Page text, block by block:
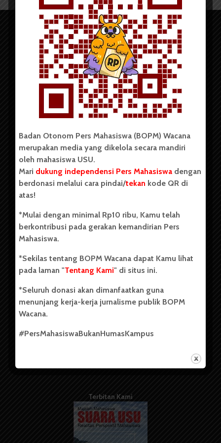
Copyright © 2023. All rights reserved BOPM WACANA.
Badan Otonom Pers Mahasiswa (BOPM) Wacana merupakan
pers mahasiswa yang berdiri di luar kampus dan dikelola
secara mandiri oleh mahasiswa Universitas Sumatera Utara
(USU). Sebelumnya BOPM Wacana merupakan salah satu
Unit Kegiatan Mahasiswa (UKM) di Universitas Sumatera
berdiri pada 1 Juli 1995.
Kontribusi
Info Iklan
Pedoman Media Siber
Kode Etik Jurnalistik
Terbitan Kami
Badan Otonom Pers Mahasiswa (BOPM) Wacana
merupakan media yang dikelola secara mandiri
oleh mahasiswa USU.
Mari dukung independensi Pers Mahasiswa dengan
berdonasi melalui cara pindai/tekan kode QR di
atas!
*Mulai dengan minimal Rp10 ribu, Kamu telah
berkontribusi pada gerakan kemandirian Pers
Mahasiswa.
*Sekilas tentang BOPM Wacana dapat Kamu lihat
pada laman "Tentang Kami" di situs ini.
*Seluruh donasi akan dimanfaatkan guna
menunjang kerja-kerja jurnalisme publik BOPM
Wacana.
#PersMahasiswaBukanHumasKampus